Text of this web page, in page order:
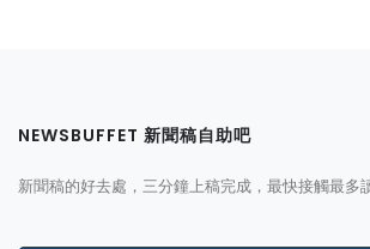
NEWSBUFFET 新聞稿自助吧
新聞稿的好去處，三分鐘上稿完成，最快接觸最多